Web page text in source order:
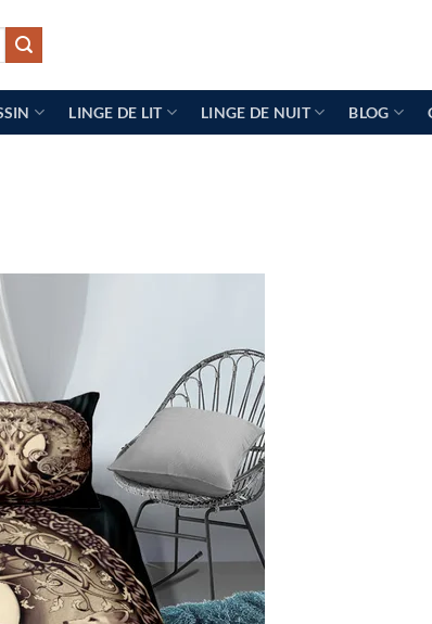
LINGE DE LIT LINGE DE NUIT BLOG